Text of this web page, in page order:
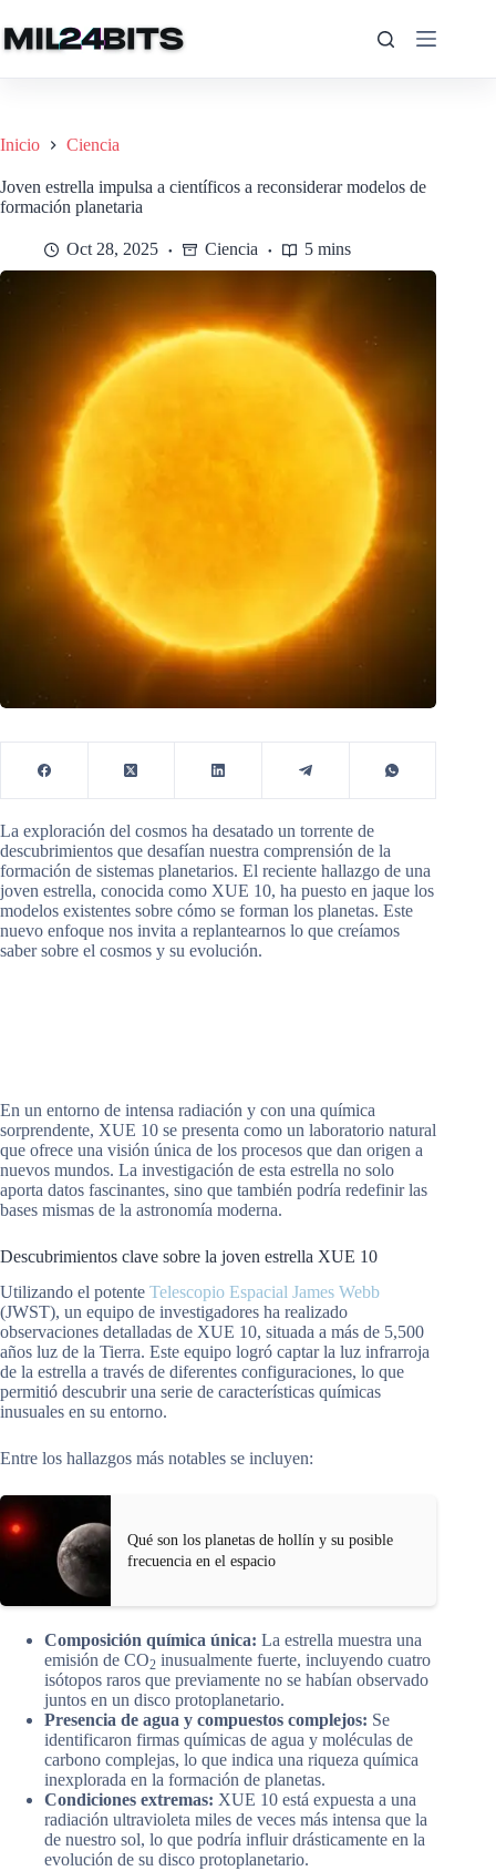
al
contenido
Inicio Ciencia
Joven estrella impulsa a científicos a reconsiderar modelos de
formación planetaria
Oct 28, 2025 Ciencia 5 mins
La exploración del cosmos ha desatado un torrente de
descubrimientos que desafían nuestra comprensión de la
formación de sistemas planetarios. El reciente hallazgo de una
joven estrella, conocida como XUE 10, ha puesto en jaque los
modelos existentes sobre cómo se forman los planetas. Este
nuevo enfoque nos invita a replantearnos lo que creíamos
saber sobre el cosmos y su evolución.
En un entorno de intensa radiación y con una química
sorprendente, XUE 10 se presenta como un laboratorio natural
que ofrece una visión única de los procesos que dan origen a
nuevos mundos. La investigación de esta estrella no solo
aporta datos fascinantes, sino que también podría redefinir las
bases mismas de la astronomía moderna.
Descubrimientos clave sobre la joven estrella XUE 10
Utilizando el potente Telescopio Espacial James Webb
(JWST), un equipo de investigadores ha realizado
observaciones detalladas de XUE 10, situada a más de 5,500
años luz de la Tierra. Este equipo logró captar la luz infrarroja
de la estrella a través de diferentes configuraciones, lo que
permitió descubrir una serie de características químicas
inusuales en su entorno.
Entre los hallazgos más notables se incluyen:
Qué son los planetas de hollín y su posible
frecuencia en el espacio
Composición química única: La estrella muestra una
emisión de CO2 inusualmente fuerte, incluyendo cuatro
isótopos raros que previamente no se habían observado
juntos en un disco protoplanetario.
Presencia de agua y compuestos complejos: Se
identificaron firmas químicas de agua y moléculas de
carbono complejas, lo que indica una riqueza química
inexplorada en la formación de planetas.
Condiciones extremas: XUE 10 está expuesta a una
radiación ultravioleta miles de veces más intensa que la
de nuestro sol, lo que podría influir drásticamente en la
evolución de su disco protoplanetario.